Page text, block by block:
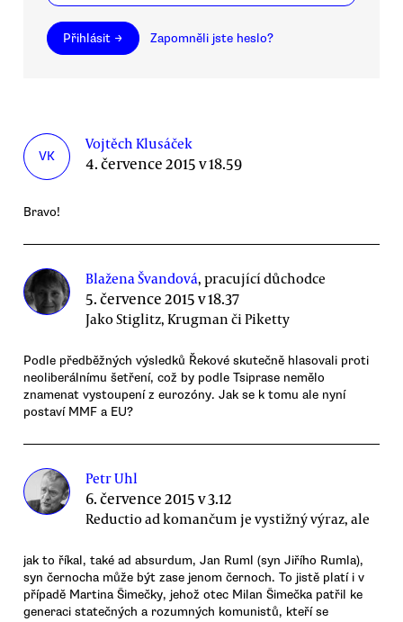
Přihlásit → Zapomněli jste heslo?
VK
Vojtěch Klusáček
4. července 2015 v 18.59
Bravo!
Blažena Švandová, pracující důchodce
5. července 2015 v 18.37
Jako Stiglitz, Krugman či Piketty
Podle předběžných výsledků Řekové skutečně hlasovali proti
neoliberálnímu šetření, což by podle Tsiprase nemělo
znamenat vystoupení z eurozóny. Jak se k tomu ale nyní
postaví MMF a EU?
Petr Uhl
6. července 2015 v 3.12
Reductio ad komančum je vystižný výraz, ale
jak to říkal, také ad absurdum, Jan Ruml (syn Jiřího Rumla),
syn černocha může být zase jenom černoch. To jistě platí i v
případě Martina Šimečky, jehož otec Milan Šimečka patřil ke
generaci statečných a rozumných komunistů, kteří se